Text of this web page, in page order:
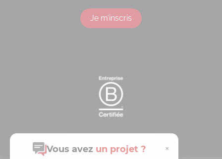
Je m’inscris
Vous avez un projet ? ×